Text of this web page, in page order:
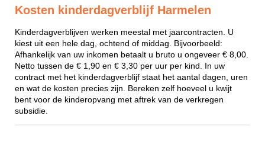
Kosten kinderdagverblijf Harmelen
Kinderdagverblijven werken meestal met jaarcontracten. U
kiest uit een hele dag, ochtend of middag. Bijvoorbeeld:
Afhankelijk van uw inkomen betaalt u bruto u ongeveer € 8,00.
Netto tussen de € 1,90 en € 3,30 per uur per kind. In uw
contract met het kinderdagverblijf staat het aantal dagen, uren
en wat de kosten precies zijn. Bereken zelf hoeveel u kwijt
bent voor de kinderopvang met aftrek van de verkregen
subsidie.